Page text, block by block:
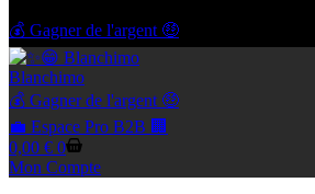
💰 Gagner de l'argent 🤑
Blanchimo
💰 Gagner de l'argent 🤑
💼 Espace Pro B2B 🏢
Panier
d’achat
0,00 € 0
Mon Compte